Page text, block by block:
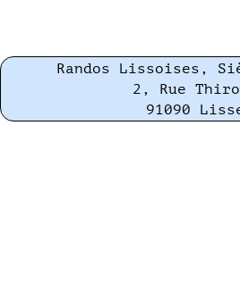
Randos Lissoises,
2, Rue
91090